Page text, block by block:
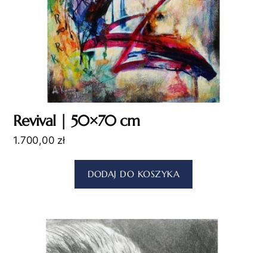
Revival | 50×70 cm
1.700,00 zł
DODAJ DO KOSZYKA